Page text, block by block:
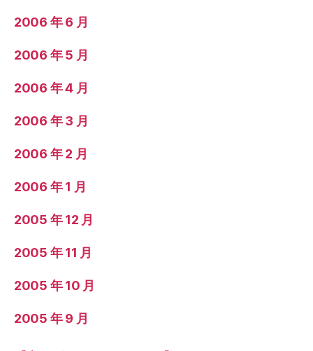
2006 年 6 月
2006 年 5 月
2006 年 4 月
2006 年 3 月
2006 年 2 月
2006 年 1 月
2005 年 12 月
2005 年 11 月
2005 年 10 月
2005 年 9 月